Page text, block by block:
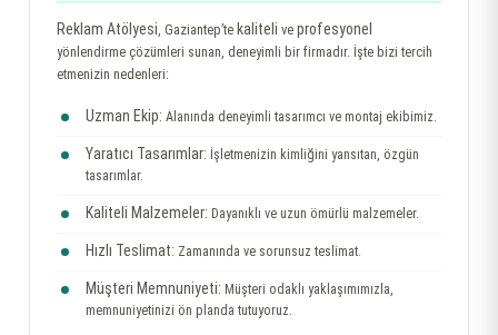
Reklam Atölyesi, Gaziantep’te kaliteli ve profesyonel
yönlendirme çözümleri sunan, deneyimli bir firmadır. İşte bizi tercih
etmenizin nedenleri:
Uzman Ekip: Alanında deneyimli tasarımcı ve montaj ekibimiz.
Yaratıcı Tasarımlar: İşletmenizin kimliğini yansıtan, özgün
tasarımlar.
Kaliteli Malzemeler: Dayanıklı ve uzun ömürlü malzemeler.
Hızlı Teslimat: Zamanında ve sorunsuz teslimat.
Müşteri Memnuniyeti: Müşteri odaklı yaklaşımımızla,
memnuniyetinizi ön planda tutuyoruz.